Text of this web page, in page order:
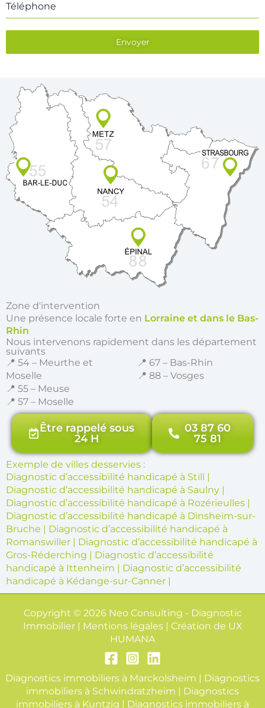
Téléphone
Envoyer
Zone d'intervention
Une présence locale forte en Lorraine et dans le Bas-
Rhin
Nous intervenons rapidement dans les département
suivants
📍 54 – Meurthe et
Moselle
📍 55 – Meuse
📍 57 – Moselle
📍 67 – Bas-Rhin
📍 88 – Vosges
Être rappelé sous
24 H
03 87 60
75 81
Exemple de villes desservies :
Diagnostic d’accessibilité handicapé à Still |
Diagnostic d’accessibilité handicapé à Saulny |
Diagnostic d’accessibilité handicapé à Rozérieulles |
Diagnostic d’accessibilité handicapé à Dinsheim-sur-
Bruche | Diagnostic d’accessibilité handicapé à
Romanswiller | Diagnostic d’accessibilité handicapé à
Gros-Réderching | Diagnostic d’accessibilité
handicapé à Ittenheim | Diagnostic d’accessibilité
handicapé à Kédange-sur-Canner |
Copyright © 2026 Neo Consulting - Diagnostic
Immobilier | Mentions légales | Création de UX
HUMANA
Diagnostics immobiliers à Marckolsheim | Diagnostics
immobiliers à Schwindratzheim | Diagnostics
immobiliers à Kuntzig | Diagnostics immobiliers à